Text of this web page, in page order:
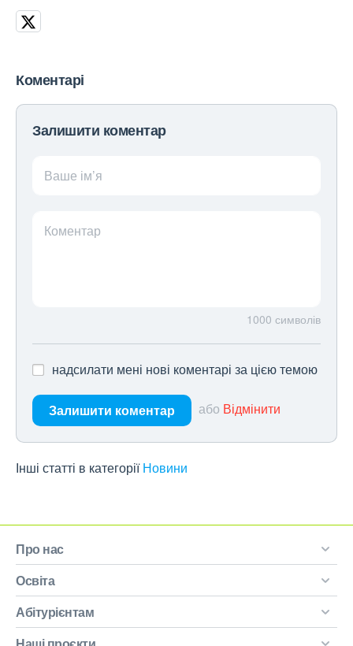
Коментарі
Залишити коментар
Ваше ім’я
Коментар
1000 символів
надсилати мені нові коментарі за цією темою
Залишити коментар або Відмінити
Інші статті в категорії Новини
Про нас
Освіта
Абітурієнтам